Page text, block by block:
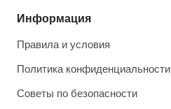
Информация
Правила и условия
Политика конфиденциальности
Советы по безопасности